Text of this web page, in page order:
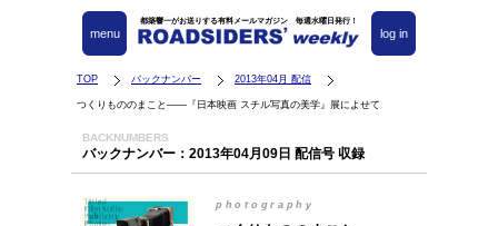
都築響一がお送りする有料メールマガジン 毎週水曜日発行！
log in
menu
TOP バックナンバー 2013年04月 配信
つくりもののまこと――『日本映画 スチル写真の美学』展によせて
BACKNUMBERS
バックナンバー：2013年04月09日 配信号 収録
photography